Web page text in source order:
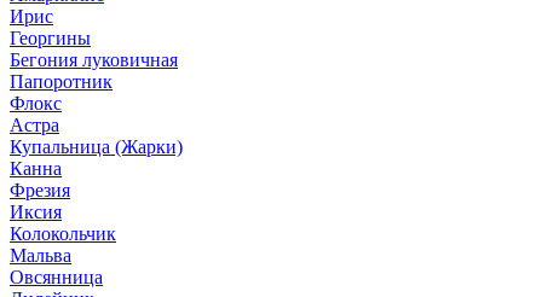
Ирис
Георгины
Бегония луковичная
Папоротник
Флокс
Астра
Купальница (Жарки)
Канна
Фрезия
Иксия
Колокольчик
Мальва
Овсянница